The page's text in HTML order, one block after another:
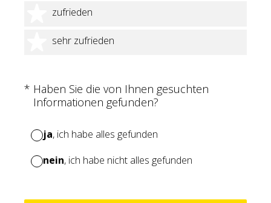
zufrieden
4 Sterne
sehr zufrieden
5 Sterne
* Haben Sie die von Ihnen gesuchten
Informationen gefunden?
(Erforderlich.)
ja, ich habe alles gefunden
nein, ich habe nicht alles gefunden